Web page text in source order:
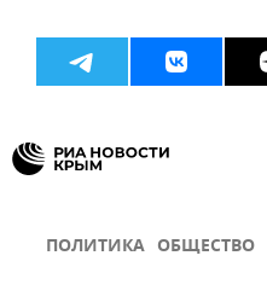
ПОЛИТИКА ОБЩЕСТВО